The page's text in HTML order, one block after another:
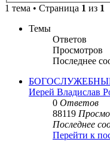
1 тема • Страница 1 из 1
Темы
Ответов
Просмотров
Последнее
Иерей Владислав
0 Ответов
88119
Последнее
Перейти к